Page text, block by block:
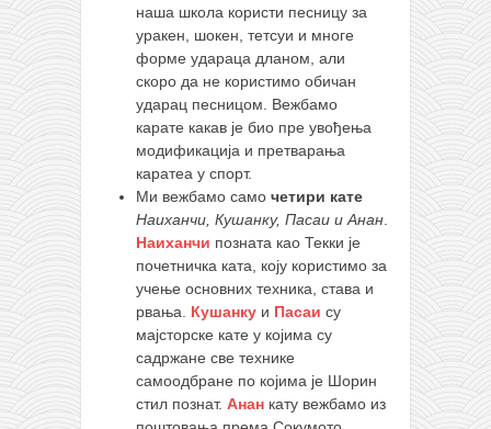
наша школа користи песницу за
уракен, шокен, тетсуи и многе
форме удараца дланом, али
скоро да не користимо обичан
ударац песницом. Вежбамо
карате какав је био пре увођења
модификација и претварања
каратеа у спорт.
Ми вежбамо само четири кате
Наиханчи, Кушанку, Пасаи и Анан
Наиханчи позната као Текки је
почетничка ката, коју користимо за
учење основних техника, става и
рвања. Кушанку и Пасаи су
мајсторске кате у којима су
садржане све технике
самоодбране по којима је Шорин
стил познат. Анан кату вежбамо из